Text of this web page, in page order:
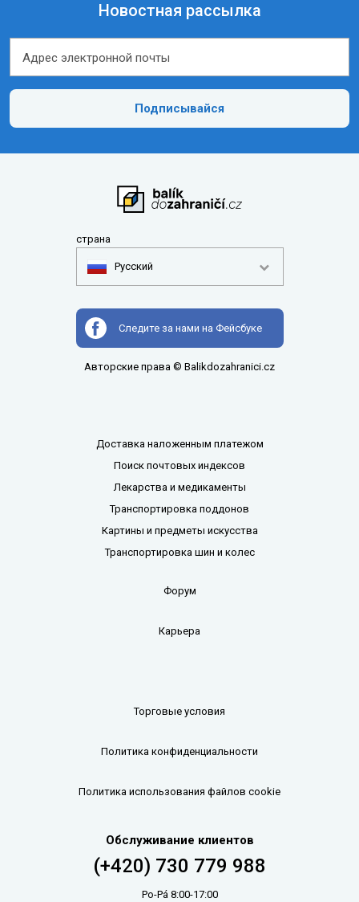
Новостная рассылка
Адрес электронной почты
Подписывайся
страна
Pусский
Следите за нами на Фейсбуке
Авторские права © Balikdozahranici.cz
Доставка наложенным платежом
Поиск почтовых индексов
Лекарства и медикаменты
Транспортировка поддонов
Картины и предметы искусства
Транспортировка шин и колес
Форум
Карьера
Торговые условия
Политика конфиденциальности
Политика использования файлов cookie
Обслуживание клиентов
(+420) 730 779 988
Po-Pá 8:00-17:00